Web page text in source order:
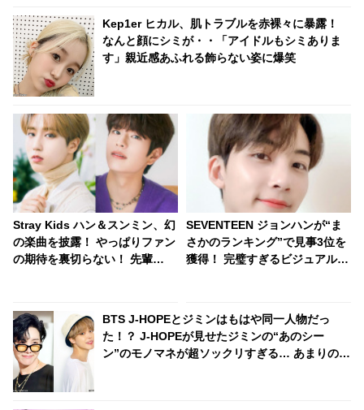
Kep1er ヒカル、肌トラブルを赤裸々に暴露！
なんと顔にシミが・・「アイドルもシミありま
す」親近感あふれる飾らない姿に爆笑
Stray Kids ハン＆スンミン、幻
の楽曲を披露！ やっぱりファン
の期待を裏切らない！ 先輩
SEVENTEEN ジョンハンが“ま
さかのランキング”で見事3位を
獲得！ 完璧すぎるビジュアルか
な一面にファン大爆笑
BTS J-HOPEとジミンはもはや同一人物だっ
た！？ J-HOPEが見せたジミンの“あのシー
ン”のモノマネが超ソックリすぎる… あまりの再